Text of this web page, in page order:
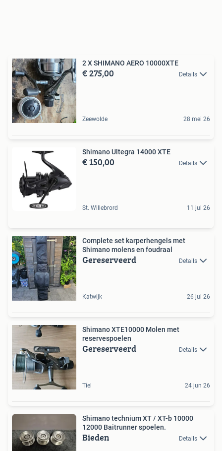
2 X SHIMANO AERO 10000XTE
€ 275,00 Details
Zeewolde 28 mei 26
Shimano Ultegra 14000 XTE
€ 150,00 Details
St. Willebrord 11 jul 26
Complete set karperhengels met
Shimano molens en foudraal
Gereserveerd Details
Katwijk 26 jul 26
Shimano XTE10000 Molen met
reservespoelen
Gereserveerd Details
Tiel 24 jun 26
Shimano technium XT / XT-b 10000
12000 Baitrunner spoelen.
Bieden Details